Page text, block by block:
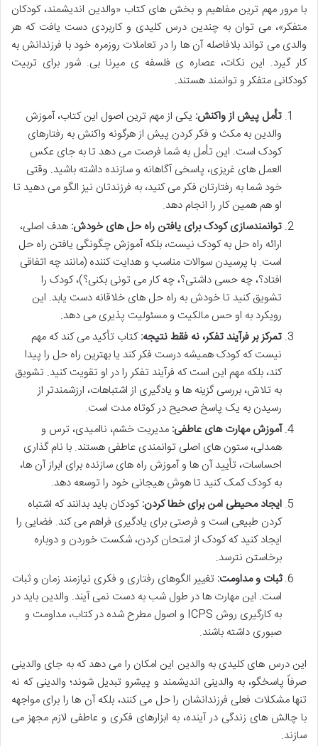
با مرور مهم ترین مفاهیم و بخش های کتاب «والدین اندیشمند، کودکان
متفکر»، می توان به چندین درس کلیدی و کاربردی دست یافت که هر
والدی می تواند بلافاصله آن ها را در تعاملات روزمره خود با فرزندانش به
کار گیرد. این نکات، عصاره ی فلسفه ی میرنا بی. شور برای تربیت
کودکانی متفکر و توانمند هستند.
تأمل پیش از واکنش: یکی از مهم ترین اصول این کتاب، آموزش
والدین به مکث و فکر کردن پیش از هرگونه واکنش به رفتارهای
کودک است. این تأمل به شما فرصت می دهد تا به جای عکس
العمل های غریزی، پاسخی آگاهانه و سازنده داشته باشید. وقتی
خود شما به رفتارتان فکر می کنید، به فرزندتان نیز الگو می دهید تا
او هم همین کار را انجام دهد.
توانمندسازی کودک برای یافتن راه حل های خودش: هدف اصلی،
ارائه راه حل به کودک نیست، بلکه آموزش چگونگی یافتن راه حل
است. با پرسیدن سوالات مناسب و هدایت کننده (مانند چه اتفاقی
افتاد؟، چه حسی داشتی؟، چه کار می تونی بکنی؟)، کودک را
تشویق کنید تا خودش به راه حل های خلاقانه دست یابد. این
رویکرد به او حس مالکیت و مسئولیت پذیری می دهد.
تمرکز بر فرآیند تفکر، نه فقط نتیجه:کتاب تأکید می کند که مهم
نیست که کودک همیشه درست فکر کند یا بهترین راه حل را پیدا
کند، بلکه مهم این است که فرآیند تفکر را در او تقویت کنید. تشویق
به تلاش، بررسی گزینه ها و یادگیری از اشتباهات، ارزشمندتر از
رسیدن به یک پاسخ صحیح در کوتاه مدت است.
آموزش مهارت های عاطفی: مدیریت خشم، ناامیدی، ترس و
همدلی، ستون های اصلی توانمندی عاطفی هستند. با نام گذاری
احساسات، تأیید آن ها و آموزش راه های سازنده برای ابراز آن ها،
به کودک کمک کنید تا هوش هیجانی خود را توسعه دهد.
ایجاد محیطی امن برای خطا کردن:کودکان باید بدانند که اشتباه
کردن طبیعی است و فرصتی برای یادگیری فراهم می کند. فضایی را
ایجاد کنید که کودک از امتحان کردن، شکست خوردن و دوباره
برخاستن نترسد.
ثبات و مداومت: تغییر الگوهای رفتاری و فکری نیازمند زمان و ثبات
است. این مهارت ها در طول شب به دست نمی آیند. والدین باید در
به کارگیری روش ICPS و اصول مطرح شده در کتاب، مداومت و
صبوری داشته باشند.
این درس های کلیدی به والدین این امکان را می دهد که به جای والدینی
صرفاً پاسخگو، به والدینی اندیشمند و پیشرو تبدیل شوند؛ والدینی که نه
تنها مشکلات فعلی فرزندانشان را حل می کنند، بلکه آن ها را برای مواجهه
با چالش های زندگی در آینده، به ابزارهای فکری و عاطفی لازم مجهز می
سازند.